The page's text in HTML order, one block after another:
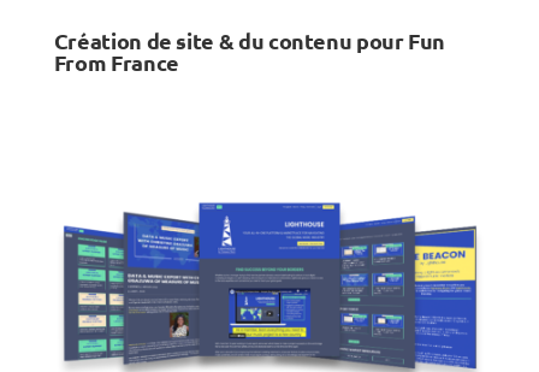
Création de site & du contenu pour Fun
From France